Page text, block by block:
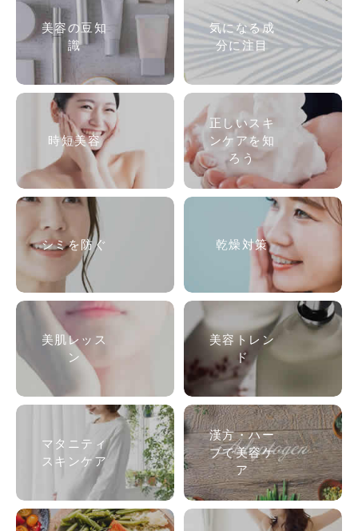
美容の豆知
識
気になる成
分に注目
時短美容
正しいスキ
ンケアを知
ろう
シミを防ぐ 乾燥対策
美肌レッス
ン
美容トレン
ド
マタニティ
スキンケア
漢方・ハー
ブで美容ケ
ア